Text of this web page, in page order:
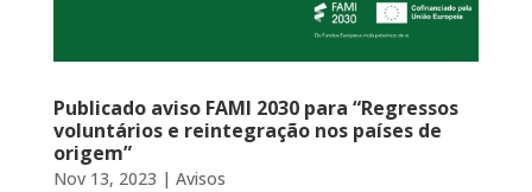
Publicado aviso FAMI 2030 para “Regressos
voluntários e reintegração nos países de
origem”
Nov 13, 2023 | Avisos